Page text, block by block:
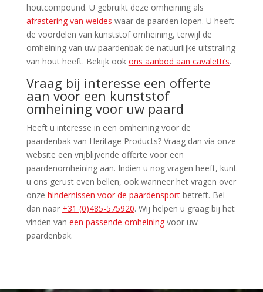
houtcompound. U gebruikt deze omheining als
afrastering van weides waar de paarden lopen. U heeft
de voordelen van kunststof omheining, terwijl de
omheining van uw paardenbak de natuurlijke uitstraling
van hout heeft. Bekijk ook ons aanbod aan cavaletti’s.
Vraag bij interesse een offerte
aan voor een kunststof
omheining voor uw paard
Heeft u interesse in een omheining voor de
paardenbak van Heritage Products? Vraag dan via onze
website een vrijblijvende offerte voor een
paardenomheining aan. Indien u nog vragen heeft, kunt
u ons gerust even bellen, ook wanneer het vragen over
onze hindernissen voor de paardensportbetreft. Bel
dan naar +31 (0)485-575920. Wij helpen u graag bij het
vinden van een passende omheiningvoor uw
paardenbak.